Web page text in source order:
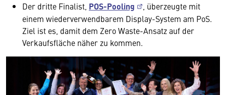
Der dritte Finalist, POS-Pooling
, überzeugte mit
einem wiederverwendbarem Display-System am PoS.
Ziel ist es, damit dem Zero Waste-Ansatz auf der
Verkaufsfläche näher zu kommen.